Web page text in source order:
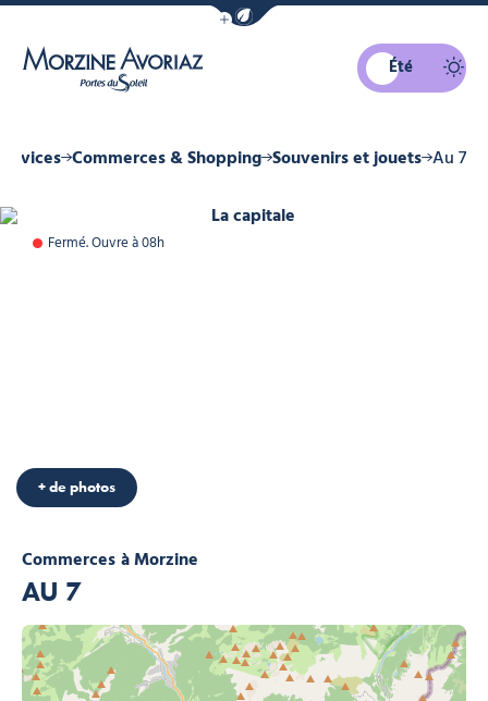
Afficher la barre de navigation du
Été
Commerces & Shopping Souvenirs et jouets Au 7
Commercesà Morzine
AU 7
La capitale, © La capitale
+ de photos
Fermé. Ouvre à 08h